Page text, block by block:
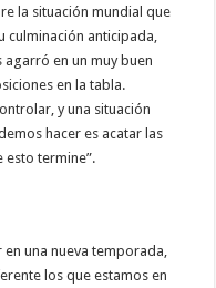
la situación mundial que
culminación anticipada,
en un muy buen
en la tabla.
y una situación
hacer es acatar las
esto termine”.
una nueva temporada,
los que estamos en